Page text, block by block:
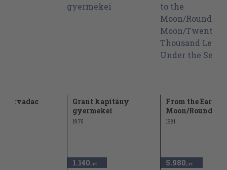
Servadac
Grant kapitány
gyermekei
1975
1.140 ,-Ft
From the Earth
Moon/Round
1981
5.980 ,-Ft